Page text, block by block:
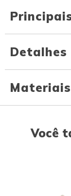
Detalhes
Materiais
Você